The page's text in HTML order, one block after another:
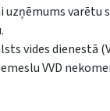
uzņēmums varētu
vides dienestā
VVD